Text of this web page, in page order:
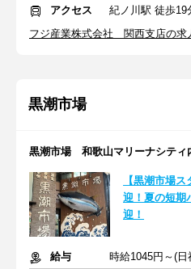
アクセス
紀ノ川駅 徒歩19
フジ産業株式会社 関西支店の求
黒潮市場
黒潮市場 和歌山マリーナシテ
【黒潮市場
迎！夏の短期
迎！
給与